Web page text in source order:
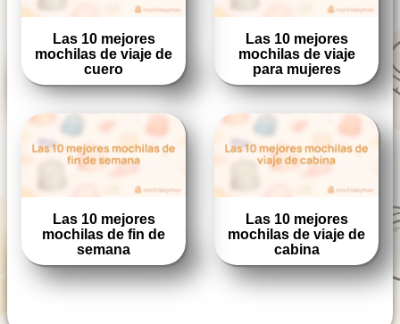
Las 10 mejores
mochilas de viaje de
cuero
Las 10 mejores
mochilas de viaje
para mujeres
Las 10 mejores
mochilas de fin de
semana
Las 10 mejores
mochilas de viaje de
cabina